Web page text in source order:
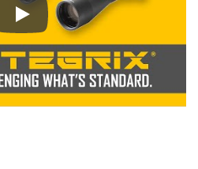
Play